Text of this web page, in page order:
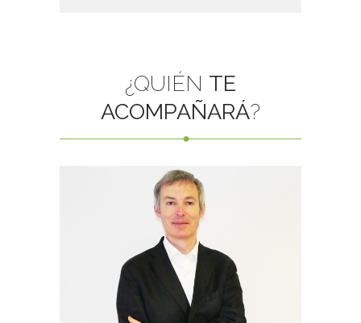
¿QUIÉN TE
ACOMPAÑARÁ?